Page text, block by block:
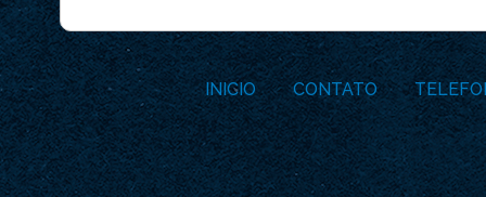
INICIO CONTATO